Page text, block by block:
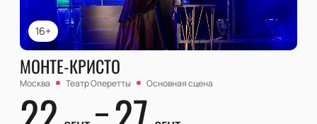
16+
МОНТЕ-КРИСТО
Москва Театр Оперетты Основная сцена